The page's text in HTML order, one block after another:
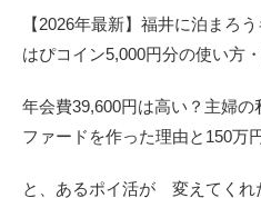
【2026年最新】福井に泊まろ
はぴコイン5,000円分の使い方
年会費39,600円は高い？主婦
ファードを作った理由と150万
と、あるポイ活が 変えてくれ